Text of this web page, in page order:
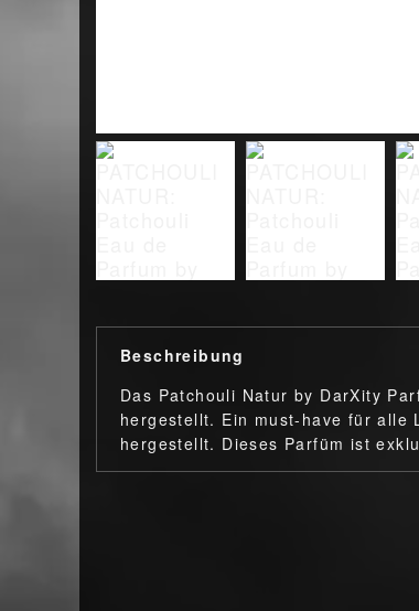
Beschreibung
Das Patchouli Natur by DarXity
hergestellt. Ein must-have für alle
hergestellt. Dieses Parfüm ist